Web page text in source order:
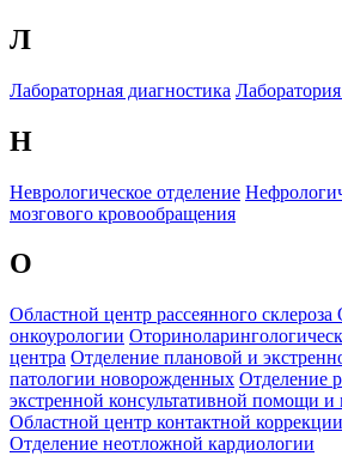
Л
Лабораторная диагностика
Н
Неврологическое отделение
мозгового кровообращения
О
Областной центр рассеянного склероза
онкоурологии
центра Отделение плановой и
патологии новорожденных Отделение
экстренной консультативной помощи
Областной центр контактной
Отделение неотложной кардиологии